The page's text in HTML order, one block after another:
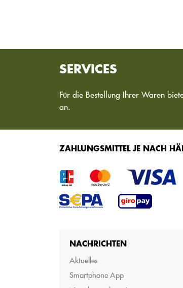
SERVICES
Für die Bestellung Ihrer Waren
an.
ZAHLUNGSMITTEL JE NACH
NACHRICHTEN
Aktuelles
Smartphone App